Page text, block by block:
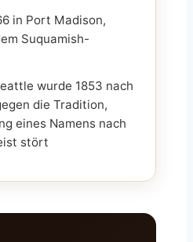
in Port Madison,
Suquamish-
wurde 1853 nach
die Tradition,
eines Namens nach
stört